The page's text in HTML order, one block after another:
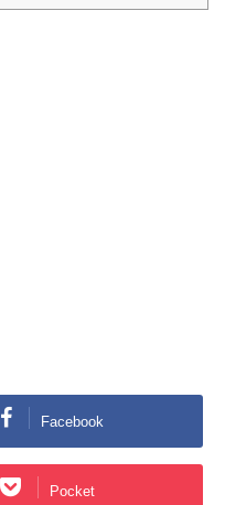
Facebook
Pocket